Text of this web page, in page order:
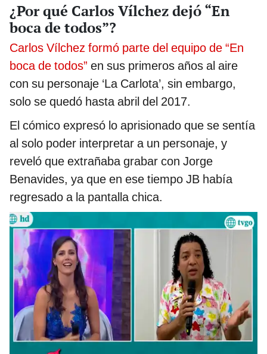
¿Por qué Carlos Vílchez dejó “En
boca de todos”?
Carlos Vílchez formó parte del equipo de “En
boca de todos” en sus primeros años al aire
con su personaje ‘La Carlota’, sin embargo,
solo se quedó hasta abril del 2017.
El cómico expresó lo aprisionado que se sentía
al solo poder interpretar a un personaje, y
reveló que extrañaba grabar con Jorge
Benavides, ya que en ese tiempo JB había
regresado a la pantalla chica.